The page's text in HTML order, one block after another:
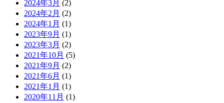
2024年3月 (2)
2024年2月 (2)
2024年1月 (1)
2023年9月 (1)
2023年3月 (2)
2021年10月 (5)
2021年9月 (2)
2021年6月 (1)
2021年1月 (1)
2020年11月 (1)